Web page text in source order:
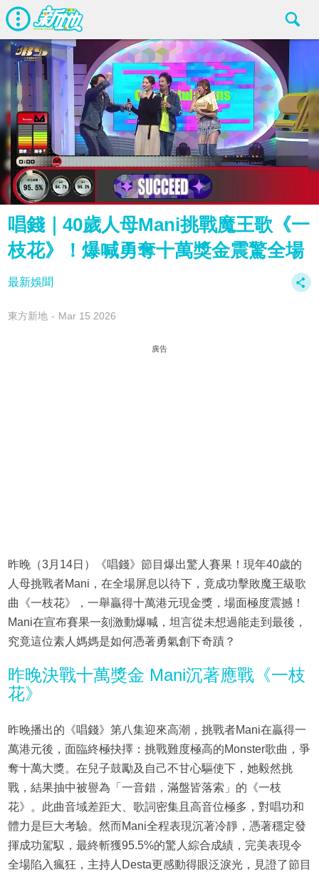
唱錢｜40歲人母Mani挑戰魔王歌《一
枝花》！爆喊勇奪十萬獎金震驚全場
最新娛聞
東方新地 Mar 15 2026
廣告
昨晚（3月14日）《唱錢》節目爆出驚人賽果！現年40歲的
人母挑戰者Mani，在全場屏息以待下，竟成功擊敗魔王級歌
曲《一枝花》，一舉贏得十萬港元現金獎，場面極度震撼！
Mani在宣布賽果一刻激動爆喊，坦言從未想過能走到最後，
究竟這位素人媽媽是如何憑著勇氣創下奇蹟？
昨晚決戰十萬獎金 Mani沉著應戰《一枝
花》
昨晚播出的《唱錢》第八集迎來高潮，挑戰者Mani在贏得一
萬港元後，面臨終極抉擇：挑戰難度極高的Monster歌曲，爭
奪十萬大獎。在兒子鼓勵及自己不甘心驅使下，她毅然挑
戰，結果抽中被譽為「一音錯，滿盤皆落索」的《一枝
花》。此曲音域差距大、歌詞密集且高音位極多，對唱功和
體力是巨大考驗。然而Mani全程表現沉著冷靜，憑著穩定發
揮成功駕馭，最終斬獲95.5%的驚人綜合成績，完美表現令
全場陷入瘋狂，主持人Desta更感動得眼泛淚光，見證了節目